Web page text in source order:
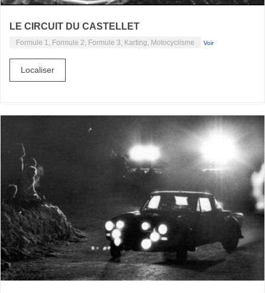
LE CIRCUIT DU CASTELLET
Formule 1, Formule 2, Formule 3, Karting, Motocyclisme Voir
Localiser